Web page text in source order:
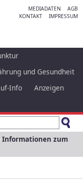
MEDIADATEN
AGB
KONTAKT
IMPRESSUM
und Gesundheit
Info
Anzeigen
Informationen zum